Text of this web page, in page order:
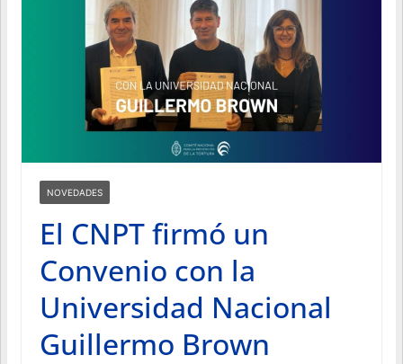
NOVEDADES
El CNPT firmó un
Convenio con la
Universidad Nacional
Guillermo Brown